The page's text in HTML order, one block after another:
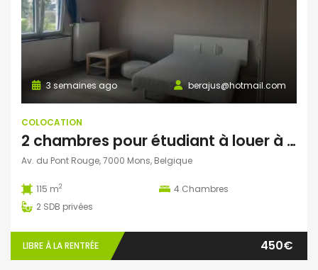
berajus@hotmail.com
3 semaines ago
COLOCATION
2 chambres pour étudiant à louer à Mons
Av. du Pont Rouge, 7000 Mons, Belgique
115 m2 4 Chambres
2 SDB privées
LIBRE À LA RENTRÉE 450€